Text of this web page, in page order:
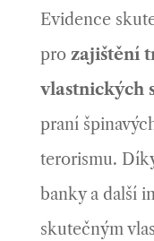
Evidence
pro zajištění
vlastnických
praní
terorismu.
banky a další
skutečným